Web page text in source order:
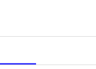
sit amet ...
sit amet ...